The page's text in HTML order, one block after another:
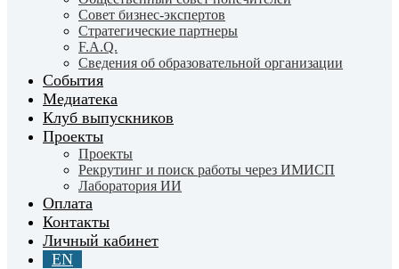
Совет бизнес-экспертов
Cтратегические партнеры
F.A.Q.
Сведения об образовательной организации
События
Медиатека
Клуб выпускников
Проекты
Проекты
Рекрутинг и поиск работы через ИМИСП
Лаборатория ИИ
Оплата
Контакты
Личный кабинет
EN